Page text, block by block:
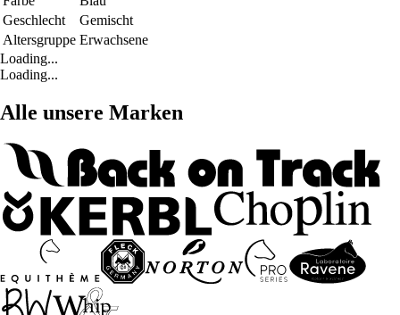
Geschlecht
Gemischt
Altersgruppe Erwachsene
Loading...
Loading...
Alle unsere Marken